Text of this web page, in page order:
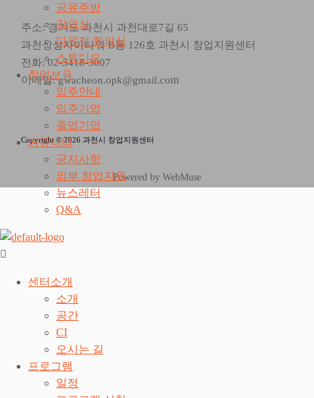
공유주방
강의실
다목적 회의실
스튜디오
창업보육
입주안내
입주기업
졸업기업
커뮤니티
공지사항
외부 창업지원
뉴스레터
Q&A
센터소개
소개
공간
CI
오시는 길
프로그램
일정
주소: 경기도 과천시 과천대로7길 65
과천상상자이타워 B동 126호 과천시 창업지원센터
전화: 02-3418-3007
이메일: gwacheon.opk@gmail.com
Copyright © 2026 과천시 창업지원센터
Powered by WebMuse